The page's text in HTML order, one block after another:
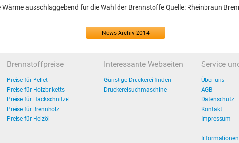
ausschlaggebend für die Wahl der Brennstoffe Quelle: Rheinbraun
News-Archiv 2014
Brennstoffpreise
Preise für Pellet
Preise für Holzbriketts
Preise für Hackschnitzel
Preise für Brennholz
Preise für Heizöl
Interessante Webseiten
Günstige Druckerei finden
Druckereisuchmaschine
Service
Über uns
AGB
Datenschutz
Kontakt
Impressum